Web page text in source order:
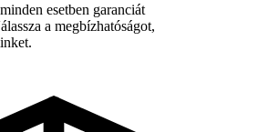
esetben garanciát
a megbízhatóságot,